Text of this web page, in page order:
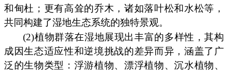
和甸杜；更有高耸的乔木，诸如落叶松和水松等，
共同构建了湿地生态系统的独特景观。
(2)植物群落在湿地展现出丰富的多样性，其构
成因生态适应性和逆境挑战的差异而异，涵盖了广
泛的生物类型：浮游植物、漂浮植物、沉水植物、